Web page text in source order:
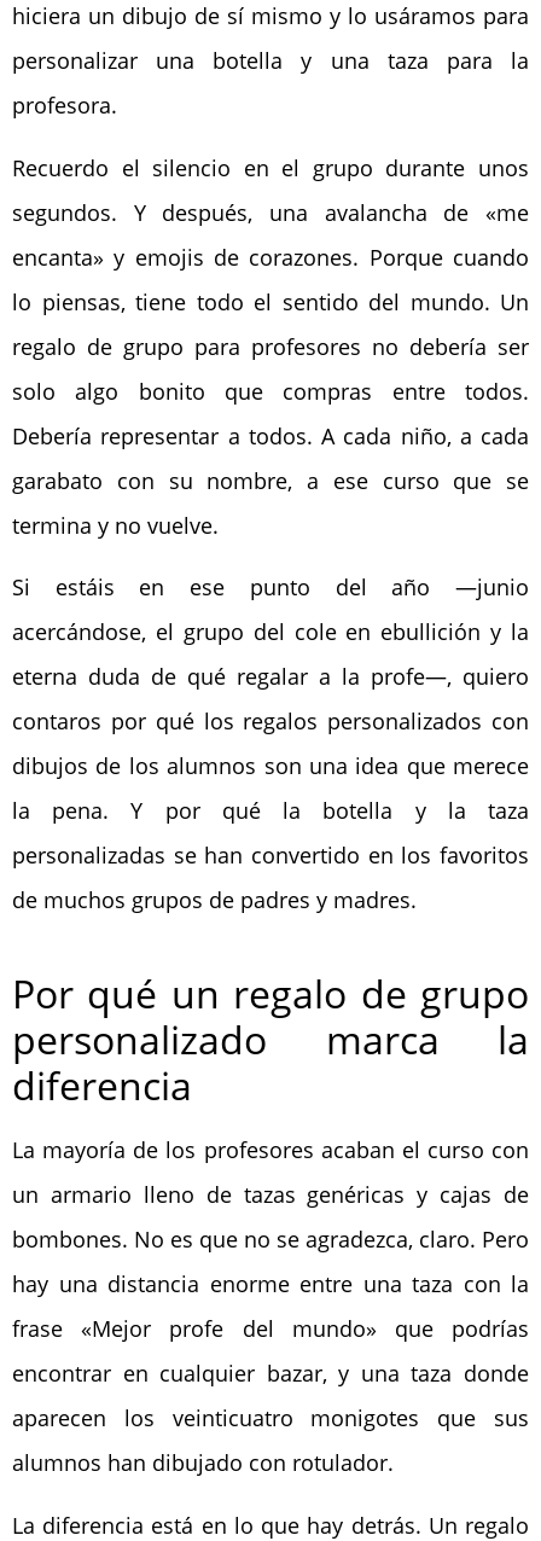
hiciera un dibujo de sí mismo y lo usáramos para
personalizar una botella y una taza para la
profesora.
Recuerdo el silencio en el grupo durante unos
segundos. Y después, una avalancha de «me
encanta» y emojis de corazones. Porque cuando
lo piensas, tiene todo el sentido del mundo. Un
regalo de grupo para profesores no debería ser
solo algo bonito que compras entre todos.
Debería representar a todos. A cada niño, a cada
garabato con su nombre, a ese curso que se
termina y no vuelve.
Si estáis en ese punto del año —junio
acercándose, el grupo del cole en ebullición y la
eterna duda de qué regalar a la profe—, quiero
contaros por qué los regalos personalizados con
dibujos de los alumnos son una idea que merece
la pena. Y por qué la botella y la taza
personalizadas se han convertido en los favoritos
de muchos grupos de padres y madres.
Por qué un regalo de grupo
personalizado marca la
diferencia
La mayoría de los profesores acaban el curso con
un armario lleno de tazas genéricas y cajas de
bombones. No es que no se agradezca, claro. Pero
hay una distancia enorme entre una taza con la
frase «Mejor profe del mundo» que podrías
encontrar en cualquier bazar, y una taza donde
aparecen los veinticuatro monigotes que sus
alumnos han dibujado con rotulador.
La diferencia está en lo que hay detrás. Un regalo